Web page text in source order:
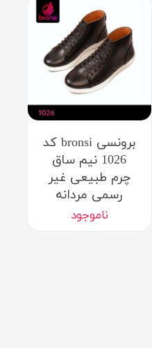
برونسی bronsi کد
1026 نیم ساق
چرم طبیعی غیر
رسمی مردانه
ناموجود